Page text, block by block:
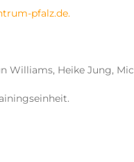
pfalz.de.
Williams, Heike Jung,